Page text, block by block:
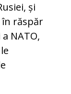
și
în răspăr
NATO,